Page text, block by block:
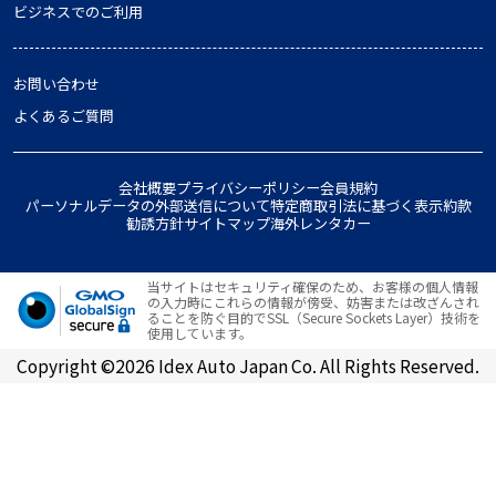
ビジネスでのご利用
お問い合わせ
よくあるご質問
会社概要プライバシーポリシー会員規約
パーソナルデータの外部送信について特定商取引法に基づく表示約款
勧誘方針サイトマップ海外レンタカー
当サイトはセキュリティ確保のため、お客様の個人情報
の入力時にこれらの情報が傍受、妨害または改ざんされ
ることを防ぐ目的でSSL（Secure Sockets Layer）技術を
使用しています。
Copyright ©2026 Idex Auto Japan Co. All Rights Reserved.